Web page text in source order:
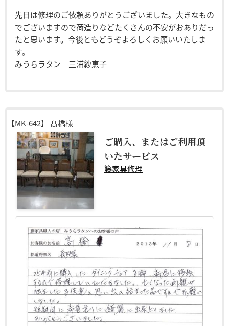
先日は修理のご依頼ありがとうございました。大きなもの
でございますので荷造りなどたくさんの不安がおありだっ
たと思います。今後ともどうぞよろしくお願いいたしま
す。
みうらラタン 三浦紗恵子
【MK-642】 髙橋様
ご購入、またはご利用頂
いたサービス
籐家具修理